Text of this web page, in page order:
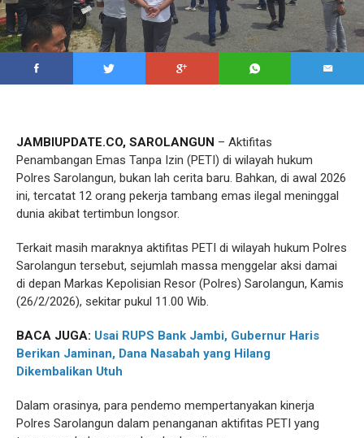
JAMBIUPDATE.CO, SAROLANGUN – Aktifitas
Penambangan Emas Tanpa Izin (PETI) di wilayah hukum
Polres Sarolangun, bukan lah cerita baru. Bahkan, di awal 2026
ini, tercatat 12 orang pekerja tambang emas ilegal meninggal
dunia akibat tertimbun longsor.
Terkait masih maraknya aktifitas PETI di wilayah hukum Polres
Sarolangun tersebut, sejumlah massa menggelar aksi damai
di depan Markas Kepolisian Resor (Polres) Sarolangun, Kamis
(26/2/2026), sekitar pukul 11.00 Wib.
BACA JUGA: Usai RUPS Bank Jambi, Gubernur Haris
Berikan Jaminan, Dana Nasabah yang Hilang
Dikembalikan Utuh
Dalam orasinya, para pendemo mempertanyakan kinerja
Polres Sarolangun dalam penanganan aktifitas PETI yang